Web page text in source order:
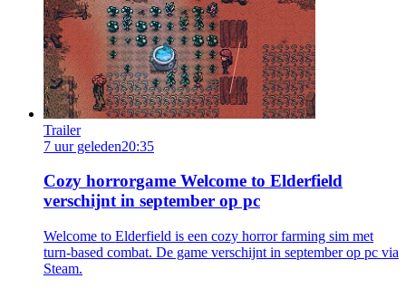
Trailer
7 uur geleden20:35
Cozy horrorgame Welcome to Elderfield
verschijnt in september op pc
Welcome to Elderfield is een cozy horror farming sim met
turn-based combat. De game verschijnt in september op pc via
Steam.